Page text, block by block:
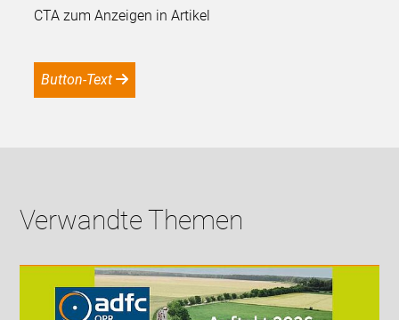
CTA zum Anzeigen in Artikel
Button-Text
Verwandte Themen